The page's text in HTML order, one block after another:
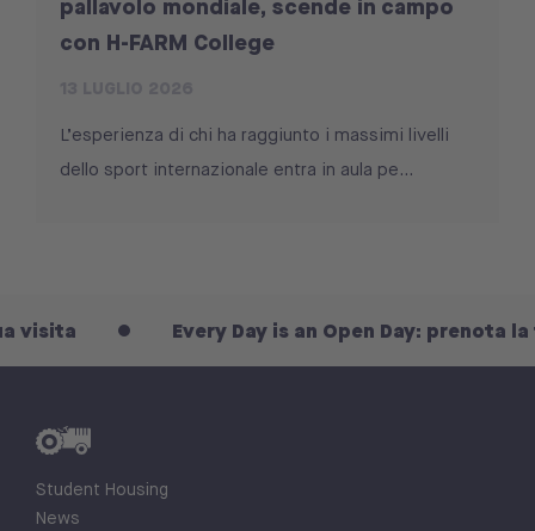
con H-FARM College
L’esperienza di chi ha raggiunto i massimi livelli
dello sport internazionale entra in aula pe...
Every Day is an Open Day: prenota la tua
Student Housing
News